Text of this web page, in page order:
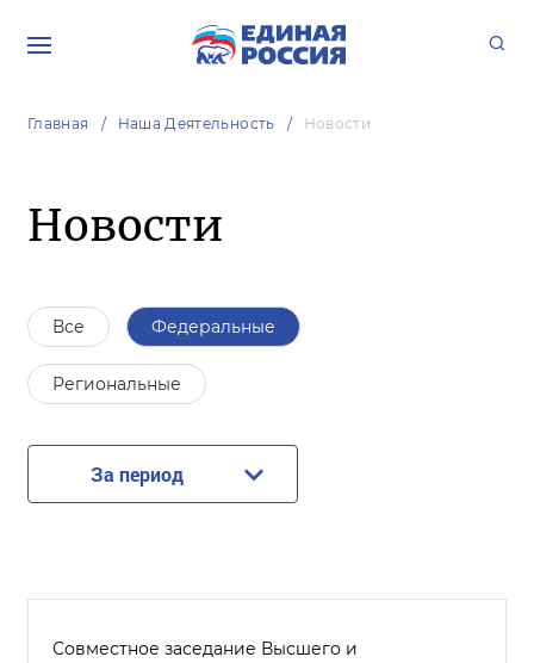
Главная Наша Деятельность Новости
Новости
Все Федеральные
Региональные
За период
Совместное заседание Высшего и